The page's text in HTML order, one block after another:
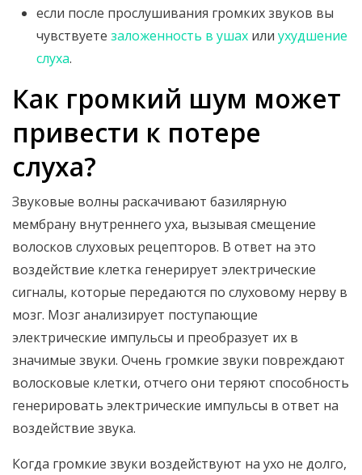
если после прослушивания громких звуков вы
чувствуете заложенность в ушах или ухудшение
слуха.
Как громкий шум может
привести к потере
слуха?
Звуковые волны раскачивают базилярную
мембрану внутреннего уха, вызывая смещение
волосков слуховых рецепторов. В ответ на это
воздействие клетка генерирует электрические
сигналы, которые передаются по слуховому нерву в
мозг. Мозг анализирует поступающие
электрические импульсы и преобразует их в
значимые звуки. Очень громкие звуки повреждают
волосковые клетки, отчего они теряют способность
генерировать электрические импульсы в ответ на
воздействие звука.
Когда громкие звуки воздействуют на ухо не долго,